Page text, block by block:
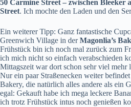
50 Carmine Street – zwischen Bleeker
Street. Ich mochte den Laden und den
Ein weiterer Tipp: Ganz fantastische
Greenwich Village in derMagonlia’s
Frühstück bin ich noch mal zurück zum
ich mich nicht so einfach verabschieden
Mittagszeit war dort schon sehr viel mehr
Nur ein paar Straßenecken weiter
Bakery, die natürlich alles andere als ein
egal: Gekauft habe ich mega leckere
ich trotz Frühstück intus noch genießen